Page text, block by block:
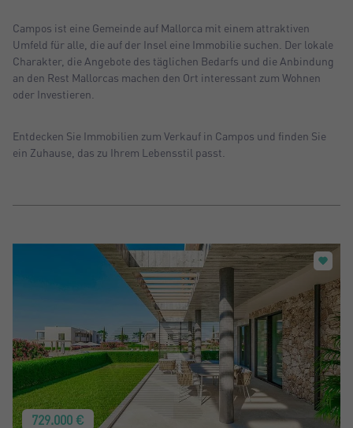
Sortiern nach: Meist besuchte
Campos ist eine Gemeinde auf Mallorca mit einem attraktiven
Umfeld für alle, die auf der Insel eine Immobilie suchen. Der lokale
Charakter, die Angebote des täglichen Bedarfs und die Anbindung
an den Rest Mallorcas machen den Ort interessant zum Wohnen
oder Investieren.
Entdecken Sie Immobilien zum Verkauf in Campos und finden Sie
ein Zuhause, das zu Ihrem Lebensstil passt.
729.000 €